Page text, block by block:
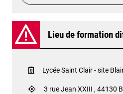
Lieu de formation
Lycée Saint Clair - site
3 rue Jean XXIII , 44130